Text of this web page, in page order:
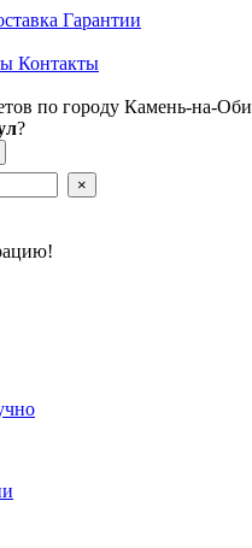
Гарантии
Контакты
по городу Камень-на-Оби
?
×